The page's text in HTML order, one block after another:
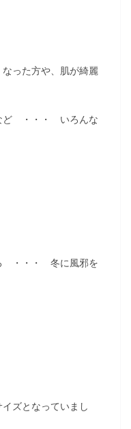
った方や、肌が綺麗
ど ・・・ いろんな
・・・ 冬に風邪を
ズとなっていまし